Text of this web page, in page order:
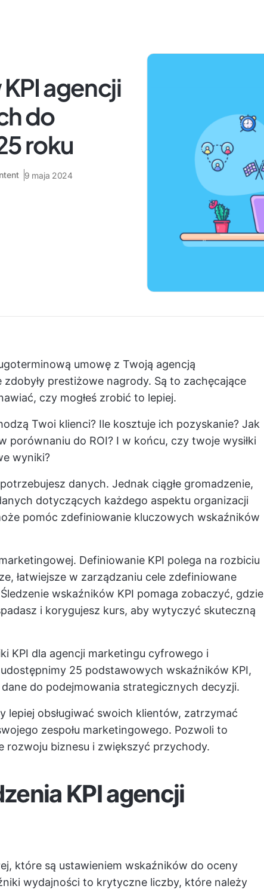
agencji
do
roku
9 maja 2024
umowę z Twoją agencją
prestiżowe nagrody. Są to zachęcające
czy mogłeś zrobić to lepiej.
Twoi klienci? Ile kosztuje ich pozyskanie? Jak
porównaniu do ROI? I w końcu, czy twoje wysiłki
wyniki?
danych. Jednak ciągłe gromadzenie,
dotyczących każdego aspektu organizacji
pomóc zdefiniowanie kluczowych wskaźników
Definiowanie KPI polega na rozbiciu
łatwiejsze w zarządzaniu cele zdefiniowane
wskaźników KPI pomaga zobaczyć, gdzie
i korygujesz kurs, aby wytyczyć skuteczną
KPI dla agencji marketingu cyfrowego i
25 podstawowych wskaźników KPI,
do podejmowania strategicznych decyzji.
lepiej obsługiwać swoich klientów, zatrzymać
zespołu marketingowego. Pozwoli to
rozwoju biznesu i zwiększyć przychody.
KPI agencji
które są ustawieniem wskaźników do oceny
wydajności to krytyczne liczby, które należy